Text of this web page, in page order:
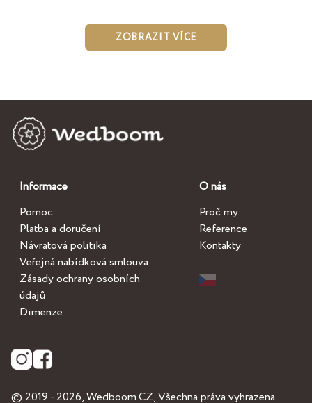
ZOBRAZIT VÍCE
Informace
Pomoc
Platba a doručení
Návratová politika
Veřejná nabídková smlouva
Zásady ochrany osobních
údajů
Dimenze
O nás
Proč my
Reference
Kontakty
© 2019 - 2026,Wedboom.CZ, Všechna práva vyhrazena.